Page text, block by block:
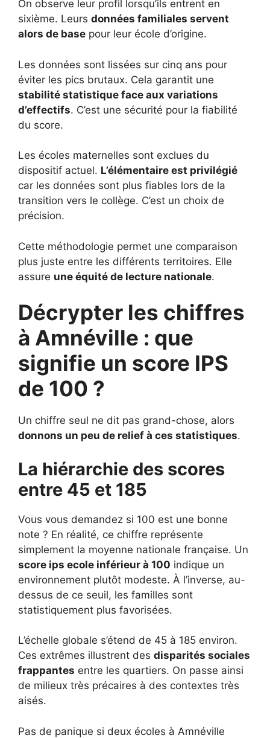
On observe leur profil lorsqu’ils entrent en
sixième. Leurs données familiales servent
alors de base pour leur école d’origine.
Les données sont lissées sur cinq ans pour
éviter les pics brutaux. Cela garantit une
stabilité statistique face aux variations
d’effectifs. C’est une sécurité pour la fiabilité
du score.
Les écoles maternelles sont exclues du
dispositif actuel. L’élémentaire est privilégié
car les données sont plus fiables lors de la
transition vers le collège. C’est un choix de
précision.
Cette méthodologie permet une comparaison
plus juste entre les différents territoires. Elle
assure une équité de lecture nationale.
Décrypter les chiffres
à Amnéville : que
signifie un score IPS
de 100 ?
Un chiffre seul ne dit pas grand-chose, alors
donnons un peu de relief à ces statistiques.
La hiérarchie des scores
entre 45 et 185
Vous vous demandez si 100 est une bonne
note ? En réalité, ce chiffre représente
simplement la moyenne nationale française. Un
score ips ecole inférieur à 100 indique un
environnement plutôt modeste. À l’inverse, au-
dessus de ce seuil, les familles sont
statistiquement plus favorisées.
L’échelle globale s’étend de 45 à 185 environ.
Ces extrêmes illustrent des disparités sociales
frappantes entre les quartiers. On passe ainsi
de milieux très précaires à des contextes très
aisés.
Pas de panique si deux écoles à Amnéville